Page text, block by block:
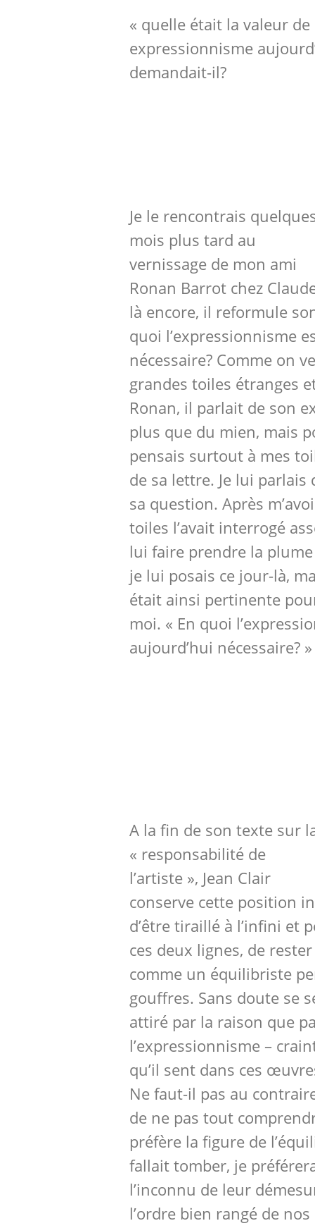
« quelle était la valeur de
expressionnisme
demandait-il?
Je le rencontrais
mois plus tard au
vernissage de mon ami
Ronan Barrot chez
là encore, il reformule
quoi l’expressionnisme
nécessaire? Comme on
grandes toiles étranges
Ronan, il parlait de son
plus que du mien, mais
pensais surtout à mes
de sa lettre. Je lui
sa question. Après
toiles l’avait interrogé
lui faire prendre la
je lui posais ce jour-là,
était ainsi pertinente
moi. « En quoi
aujourd’hui nécessaire? »
A la fin de son texte sur
« responsabilité de
l’artiste », Jean Clair
conserve cette position
d’être tiraillé à l’infini et
ces deux lignes, de
comme un équilibriste
gouffres. Sans doute se
attiré par la raison que
l’expressionnisme –
qu’il sent dans ces
Ne faut-il pas au
de ne pas tout
préfère la figure de
fallait tomber, je
l’inconnu de leur
l’ordre bien rangé de